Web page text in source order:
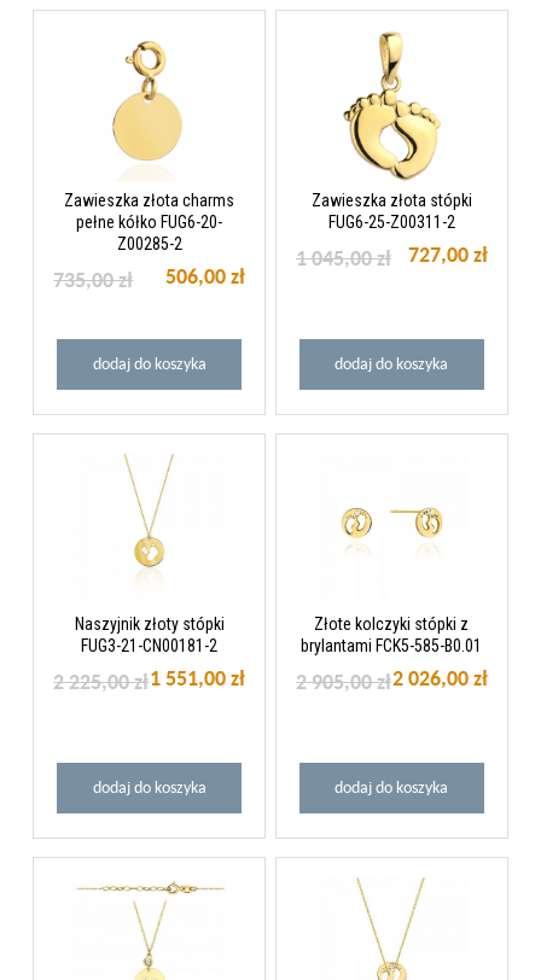
Zawieszka złota charms
pełne kółko FUG6-20-
Z00285-2
506,00 zł
735,00 zł
dodaj do koszyka
Zawieszka złota stópki
FUG6-25-Z00311-2
727,00 zł
1 045,00 zł
dodaj do koszyka
Naszyjnik złoty stópki
FUG3-21-CN00181-2
1 551,00 zł
2 225,00 zł
dodaj do koszyka
Złote kolczyki stópki z
brylantami FCK5-585-B0.01
2 026,00 zł
2 905,00 zł
dodaj do koszyka